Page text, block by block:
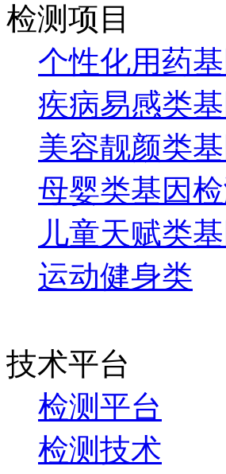
检测项目
个性化用药
疾病易感类
美容靓颜类
母婴类基因检
儿童天赋类
运动健身类
技术平台
检测平台
检测技术